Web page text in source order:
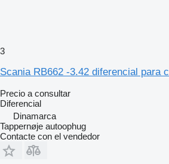
3
Scania RB662 -3.42 diferencial para
Precio a consultar
Diferencial
Dinamarca
Tappernøje autoophug
Contacte con el vendedor